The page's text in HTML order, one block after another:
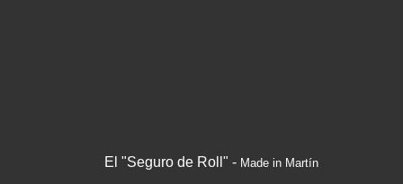
El "Seguro de Roll" - Made in Martín